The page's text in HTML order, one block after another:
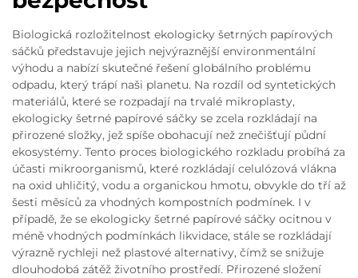
Biologická rozložitelnost ekologicky šetrných papírových
sáčků představuje jejich nejvýraznější environmentální
výhodu a nabízí skutečné řešení globálního problému
odpadu, který trápí naši planetu. Na rozdíl od syntetických
materiálů, které se rozpadají na trvalé mikroplasty,
ekologicky šetrné papírové sáčky se zcela rozkládají na
přirozené složky, jež spíše obohacují než znečišťují půdní
ekosystémy. Tento proces biologického rozkladu probíhá za
účasti mikroorganismů, které rozkládají celulózová vlákna
na oxid uhličitý, vodu a organickou hmotu, obvykle do tří až
šesti měsíců za vhodných kompostních podmínek. I v
případě, že se ekologicky šetrné papírové sáčky ocitnou v
méně vhodných podmínkách likvidace, stále se rozkládají
výrazně rychleji než plastové alternativy, čímž se snižuje
dlouhodobá zátěž životního prostředí. Přirozené složení